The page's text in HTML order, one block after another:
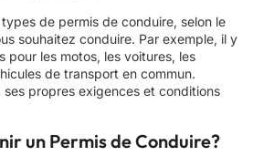
de permis de conduire, selon le
souhaitez conduire. Par exemple, il y
pour les motos, les voitures, les
de transport en commun.
propres exigences et conditions
un Permis de Conduire?